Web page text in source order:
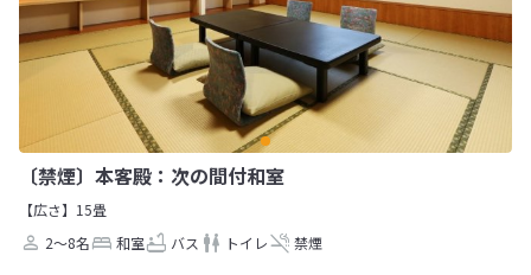
〔禁煙〕本客殿：次の間付和室
【広さ】15畳
2～8名
和室 バス トイレ 禁煙